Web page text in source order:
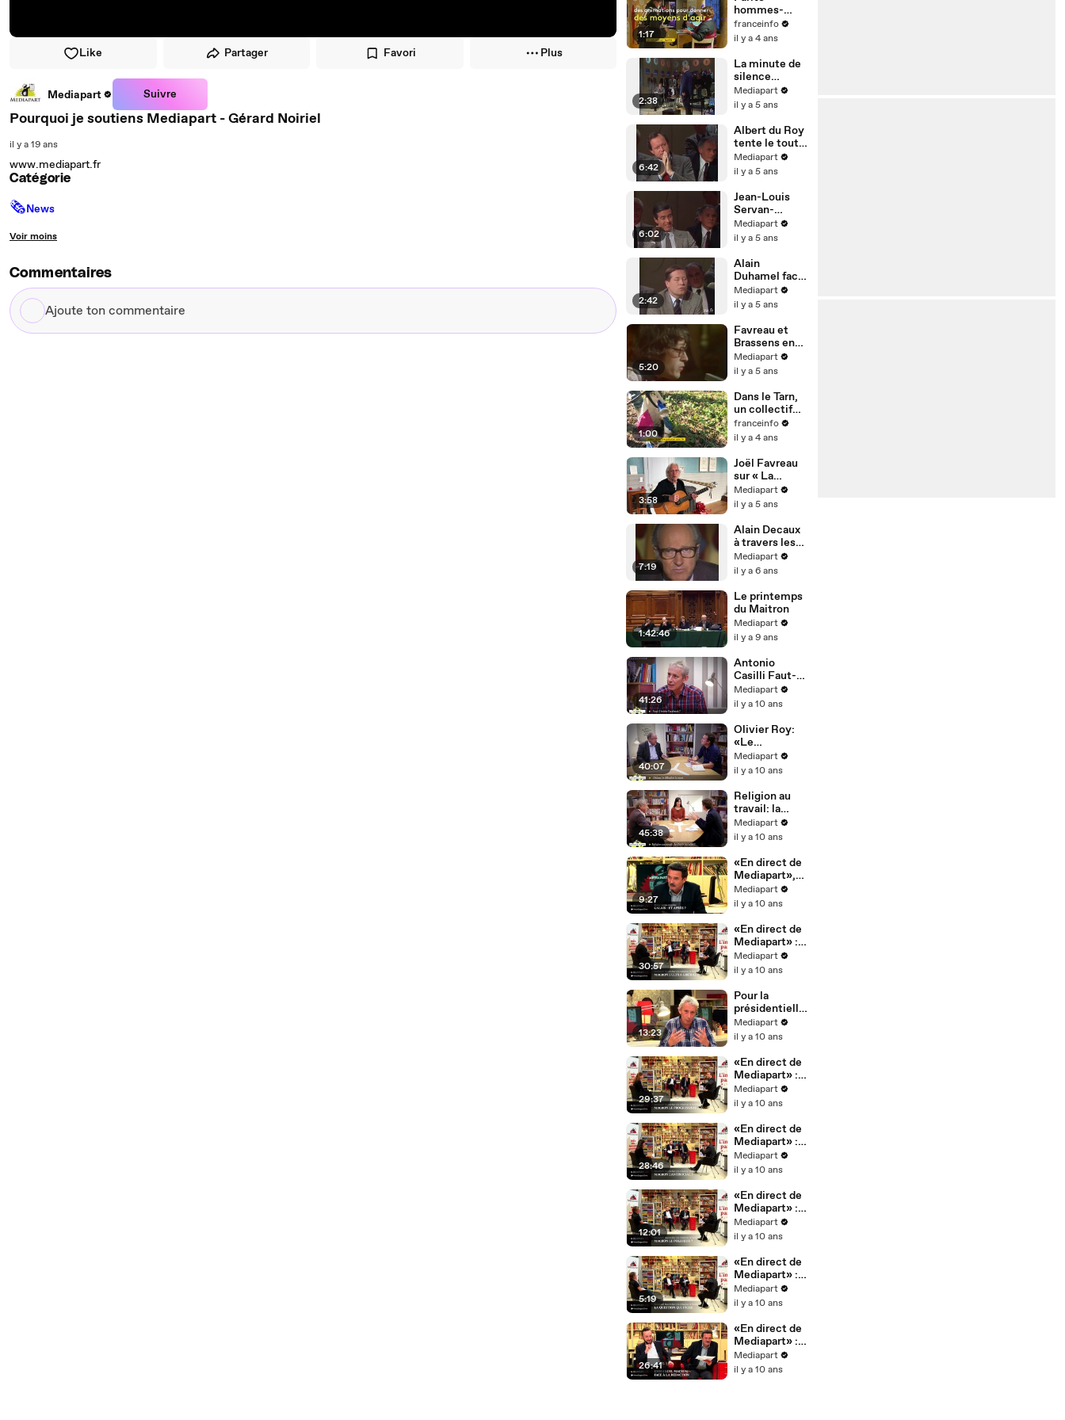
Like Partager Favori Plus
Mediapart Suivre
Pourquoi je soutiens Mediapart - Gérard Noiriel
il y a 19 ans
www.mediapart.fr
Catégorie
🗞News
Voir moins
Commentaires
Ajoute
ton
langue des
signes
1:17
hommes-
femmes : le
train de
sa première
escale à
Nantes
franceinfo
il y a 4 ans
2:38
La minute de
silence
lepéniste
Mediapart
il y a 5 ans
6:42
Albert du Roy
tente le tout
pour le tout
Mediapart
il y a 5 ans
6:02
Jean-Louis
Servan-
Schreiber s'y
colle
Mediapart
il y a 5 ans
2:42
Alain
Duhamel face
à Jean-Marie
Le Pen
Mediapart
il y a 5 ans
5:20
Favreau et
Brassens en
1975
Mediapart
il y a 5 ans
1:00
Dans le Tarn,
un collectif
citoyen
organise des
nettoyage de
la rivière
Cérou
franceinfo
il y a 4 ans
3:58
Joël Favreau
sur « La
Princesse et
le croque-
Mediapart
il y a 5 ans
7:19
Alain Decaux
à travers les
âges
cathodiques
Mediapart
il y a 6 ans
1:42:46
Le printemps
du Maitron
Mediapart
il y a 9 ans
41:26
Antonio
Casilli Faut-il
brûler
Facebook ?
Mediapart
il y a 10 ans
40:07
Olivier Roy:
«Le
fondamentalis
me ne suffit
de la
violence»
Mediapart
il y a 10 ans
45:38
Religion au
travail: la
charte ou la
loi ?
Mediapart
il y a 10 ans
9:27
«En direct de
Mediapart»,
première
partie: retour
Mediapart
il y a 10 ans
30:57
«En direct de
Mediapart» :
Macron
l'ultralibéral ?
Mediapart
il y a 10 ans
13:23
Pour la
présidentielle
, «En direct de
Mediapart»
hebdomadaire
Mediapart
il y a 10 ans
29:37
«En direct de
Mediapart» :
Macron le
progressiste ?
Mediapart
il y a 10 ans
28:46
«En direct de
Mediapart» :
Macron
l'antisocial ?
Mediapart
il y a 10 ans
12:01
«En direct de
Mediapart» :
Macron le
pollueur ?
Mediapart
il y a 10 ans
5:19
«En direct de
Mediapart» :
Macron le
présidentialis
Mediapart
il y a 10 ans
26:41
«En direct de
Mediapart» :
Macron le
déloyal ?
Mediapart
il y a 10 ans